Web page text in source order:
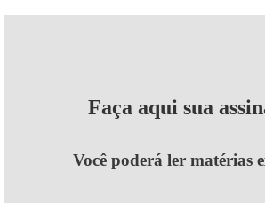
Faça aqui sua
Você poderá ler matérias